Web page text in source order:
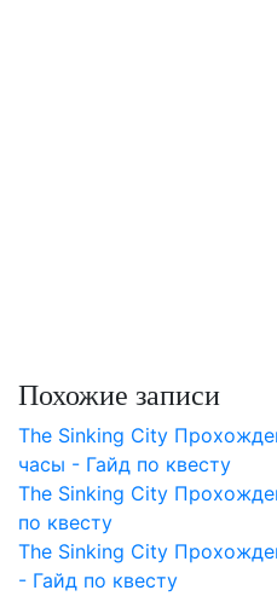
Похожие записи
The Sinking City
часы - Гайд по квесту
The Sinking City
по квесту
The Sinking City
- Гайд по квесту